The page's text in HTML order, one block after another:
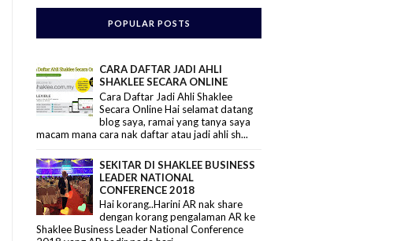
POPULAR POSTS
CARA DAFTAR JADI AHLI
SHAKLEE SECARA ONLINE
Cara Daftar Jadi Ahli Shaklee
Secara Online Hai selamat datang
blog saya, ramai yang tanya saya
macam mana cara nak daftar atau jadi ahli sh...
SEKITAR DI SHAKLEE BUSINESS
LEADER NATIONAL
CONFERENCE 2018
Hai korang..Harini AR nak share
dengan korang pengalaman AR ke
Shaklee Business Leader National Conference